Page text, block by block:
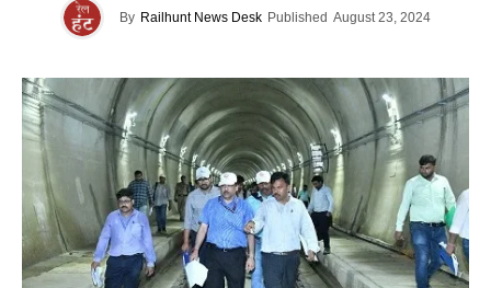
By Railhunt News Desk Published August 23, 2024